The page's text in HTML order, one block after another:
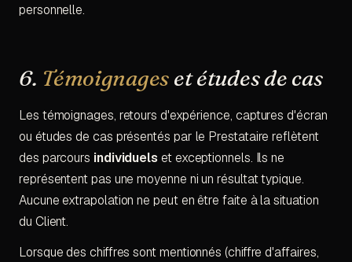
personnelle.
6. Témoignages et études de cas
Les témoignages, retours d'expérience, captures d'écran
ou études de cas présentés par le Prestataire reflètent
des parcours individuels et exceptionnels. Ils ne
représentent pas une moyenne ni un résultat typique.
Aucune extrapolation ne peut en être faite à la situation
du Client.
Lorsque des chiffres sont mentionnés (chiffre d'affaires,